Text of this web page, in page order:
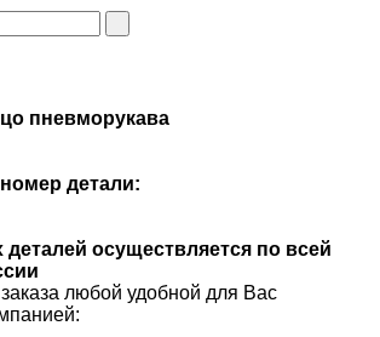
пневморукава
детали:
осуществляется по всей
любой удобной для Вас